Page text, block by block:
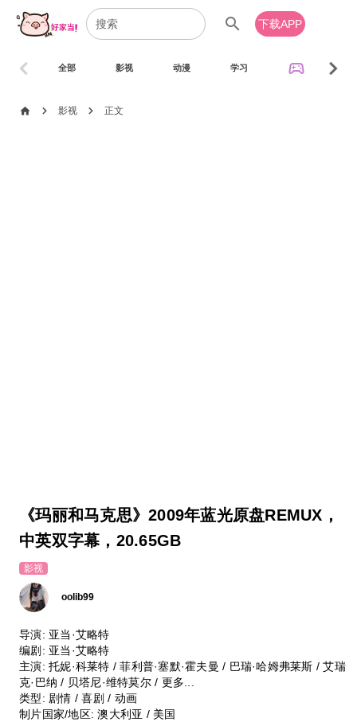
search 下载APP
全部 影视 动漫 学习 sports_esports
chevron_left chevron_right
home chevron_right 影视 chevron_right 正文
《玛丽和马克思》2009年蓝光原盘REMUX，
中英双字幕，20.65GB
影视
oolib99
导演: 亚当·艾略特
编剧: 亚当·艾略特
主演: 托妮·科莱特 / 菲利普·塞默·霍夫曼 / 巴瑞·哈姆弗莱斯 / 艾瑞
克·巴纳 / 贝塔尼·维特莫尔 / 更多...
类型: 剧情 / 喜剧 / 动画
制片国家/地区: 澳大利亚 / 美国